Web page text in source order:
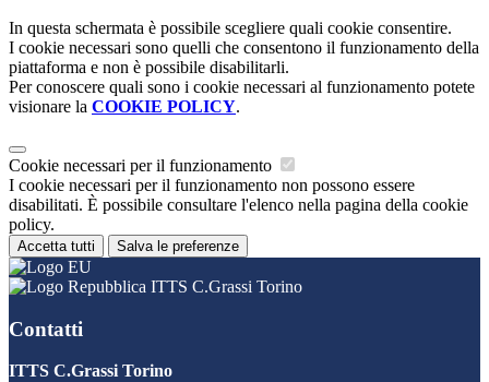
In questa schermata è possibile scegliere quali cookie consentire.
I cookie necessari sono quelli che consentono il funzionamento della
piattaforma e non è possibile disabilitarli.
Per conoscere quali sono i cookie necessari al funzionamento potete
visionare la COOKIE POLICY.
Cookie necessari per il funzionamento
I cookie necessari per il funzionamento non possono essere
disabilitati. È possibile consultare l'elenco nella pagina della cookie
policy.
Accetta tutti Salva le preferenze
ITTS C.Grassi Torino
Contatti
ITTS C.Grassi Torino